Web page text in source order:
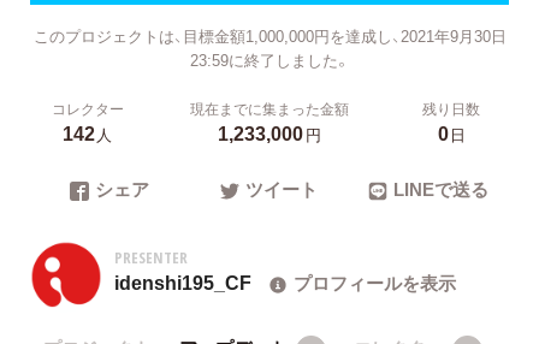
このプロジェクトは、目標金額1,000,000円を達成し、2021年9月30日
23:59に終了しました。
コレクター
142人
現在までに集まった金額
1,233,000円
残り日数
0日
シェア ツイート LINEで送る
PRESENTER
idenshi195_CF プロフィールを表示